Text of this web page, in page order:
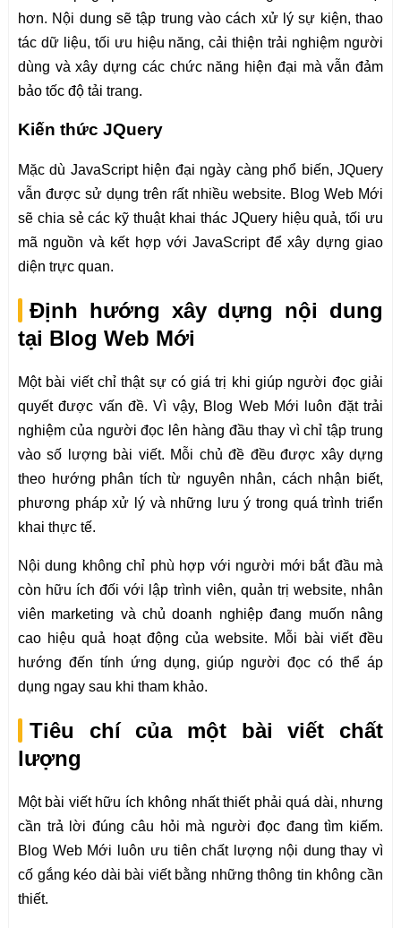
hơn. Nội dung sẽ tập trung vào cách xử lý sự kiện, thao
tác dữ liệu, tối ưu hiệu năng, cải thiện trải nghiệm người
dùng và xây dựng các chức năng hiện đại mà vẫn đảm
bảo tốc độ tải trang.
Kiến thức JQuery
Mặc dù JavaScript hiện đại ngày càng phổ biến, JQuery
vẫn được sử dụng trên rất nhiều website. Blog Web Mới
sẽ chia sẻ các kỹ thuật khai thác JQuery hiệu quả, tối ưu
mã nguồn và kết hợp với JavaScript để xây dựng giao
diện trực quan.
Định hướng xây dựng nội dung
tại Blog Web Mới
Một bài viết chỉ thật sự có giá trị khi giúp người đọc giải
quyết được vấn đề. Vì vậy, Blog Web Mới luôn đặt trải
nghiệm của người đọc lên hàng đầu thay vì chỉ tập trung
vào số lượng bài viết. Mỗi chủ đề đều được xây dựng
theo hướng phân tích từ nguyên nhân, cách nhận biết,
phương pháp xử lý và những lưu ý trong quá trình triển
khai thực tế.
Nội dung không chỉ phù hợp với người mới bắt đầu mà
còn hữu ích đối với lập trình viên, quản trị website, nhân
viên marketing và chủ doanh nghiệp đang muốn nâng
cao hiệu quả hoạt động của website. Mỗi bài viết đều
hướng đến tính ứng dụng, giúp người đọc có thể áp
dụng ngay sau khi tham khảo.
Tiêu chí của một bài viết chất
lượng
Một bài viết hữu ích không nhất thiết phải quá dài, nhưng
cần trả lời đúng câu hỏi mà người đọc đang tìm kiếm.
Blog Web Mới luôn ưu tiên chất lượng nội dung thay vì
cố gắng kéo dài bài viết bằng những thông tin không cần
thiết.